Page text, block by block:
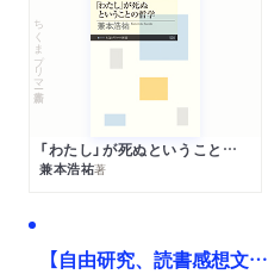
ちくまプリマー新書
「わたし」が死ぬということの哲学
兼本浩祐著
【自由研究、読書感想文